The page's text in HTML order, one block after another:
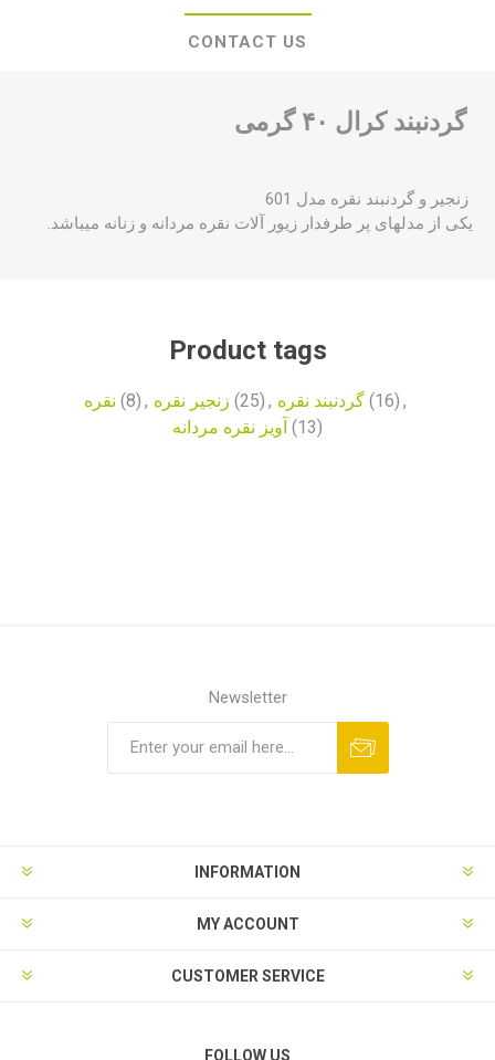
CONTACT US
گردنبند کرال ۴۰ گرمی
زنجیر و گردنبند نقره مدل 601
یکی از مدلهای پر طرفدار زیور آلات نقره مردانه و زنانه میباشد.
Product tags
نقره (8) , زنجیر نقره (25) , گردنبند نقره (16) ,
آویز نقره مردانه (13)
Newsletter
INFORMATION
MY ACCOUNT
CUSTOMER SERVICE
FOLLOW US